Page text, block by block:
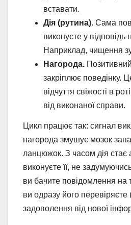
вставати.
Дія (рутина). Сама
виконуєте у відповідь
Наприклад, чищення
Нагорода.
закріплює поведінку.
відчуття свіжості в
від виконаної справи.
Цикл працює так: сигнал
нагорода змушує мозок
ланцюжок. З часом дія стає
виконуєте її, не
ви бачите повідомлення на
ви одразу його
задоволення від нової